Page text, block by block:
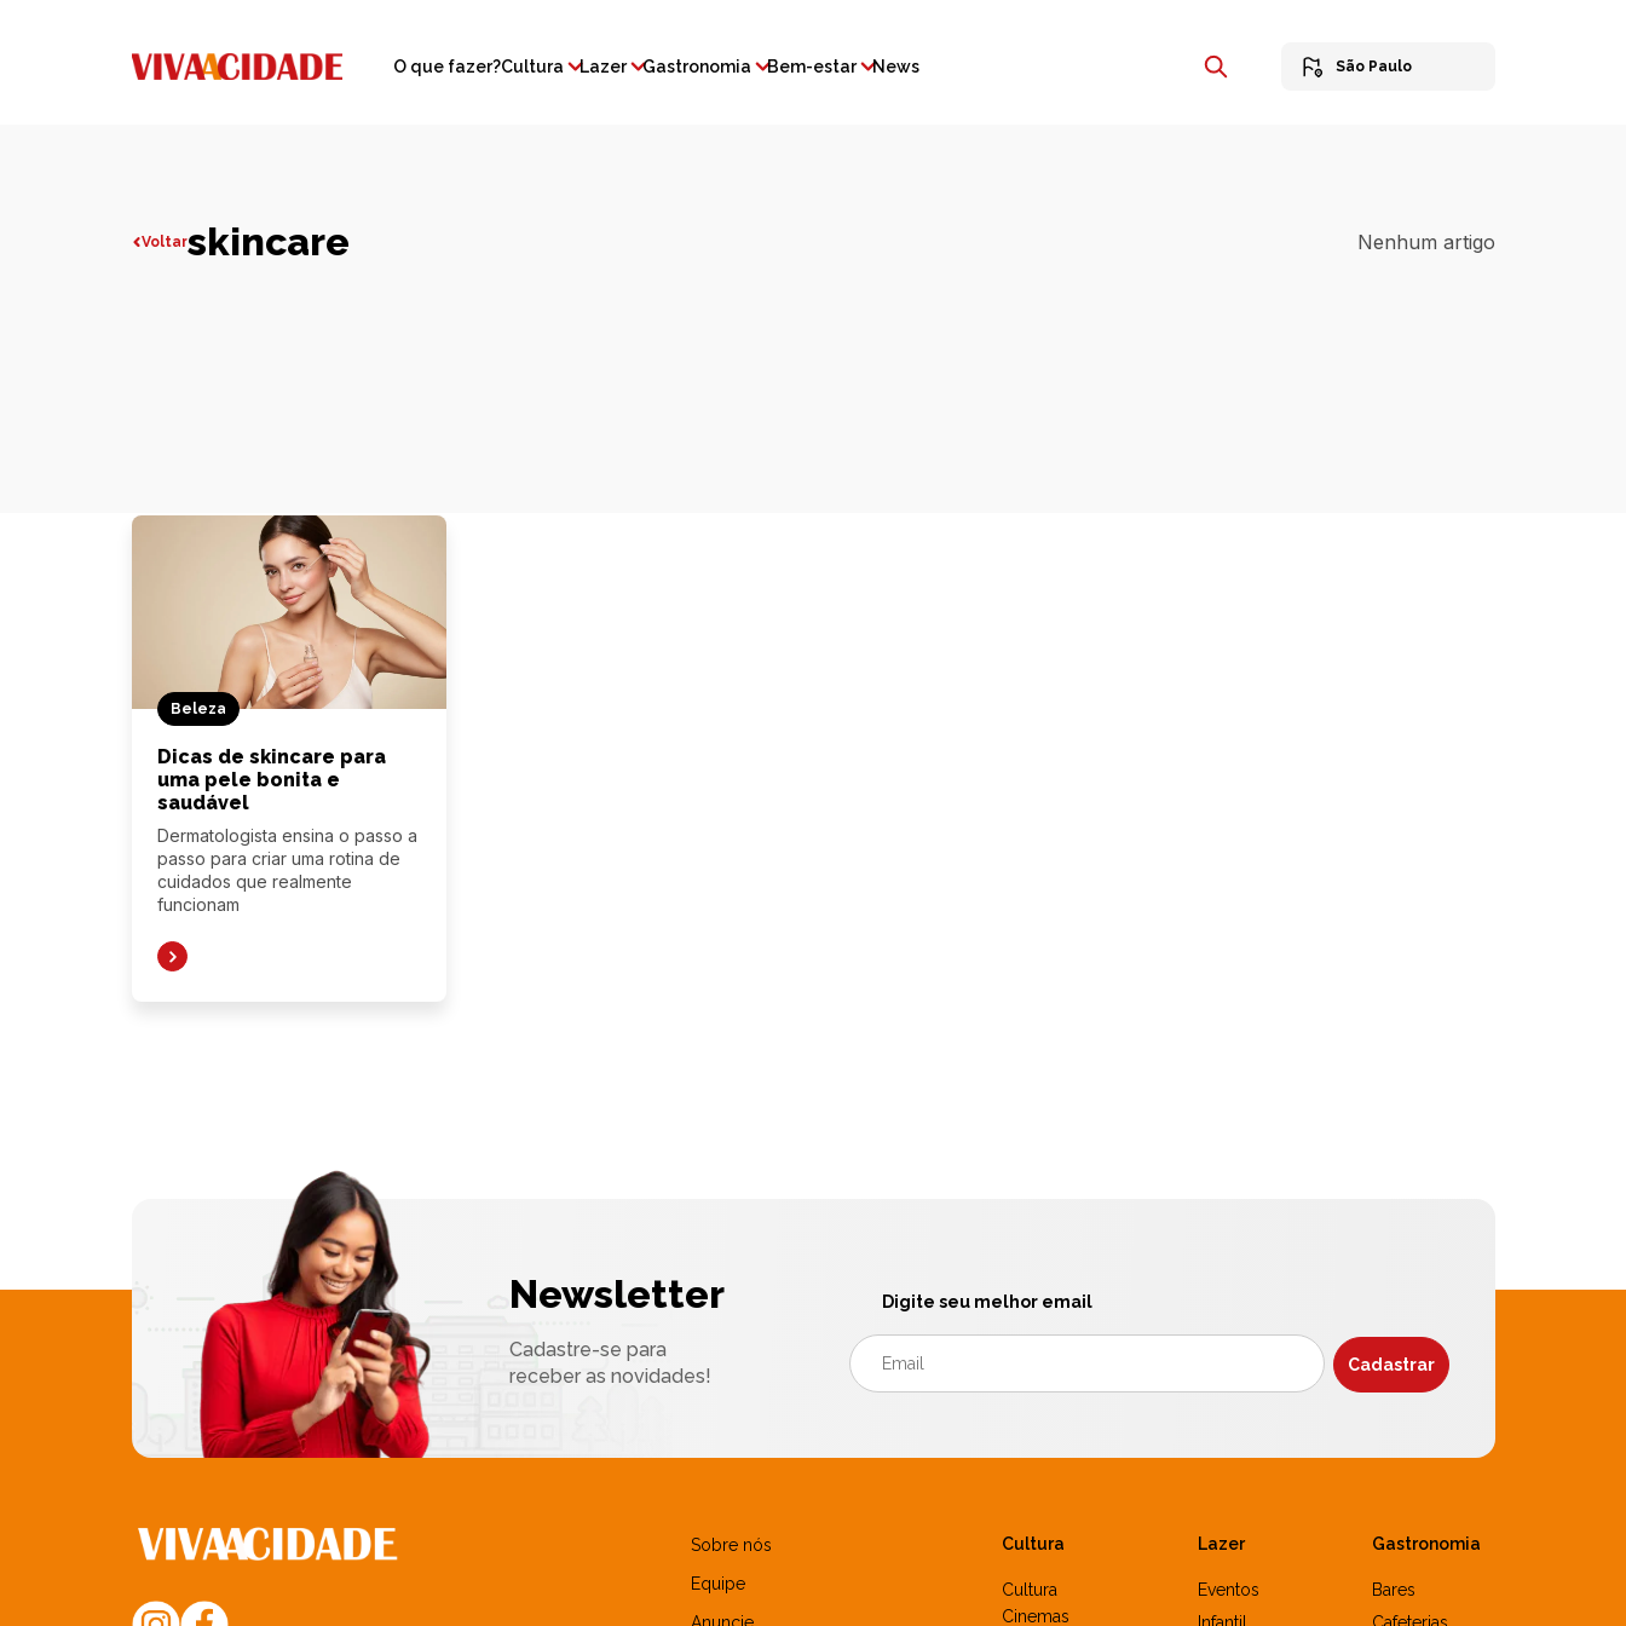
O que fazer?Cultura Lazer Gastronomia Bem-estar News São Paulo
Voltarskincare Nenhum artigo
Beleza
Dicas de skincare para
uma pele bonita e
saudável
Dermatologista ensina o passo a
passo para criar uma rotina de
cuidados que realmente
funcionam
Newsletter
Cadastre-se para
receber as novidades!
Digite seu melhor email
Sobre nós
Equipe
Cultura
Cultura
Cinemas
Lazer
Eventos
Gastronomia
Bares